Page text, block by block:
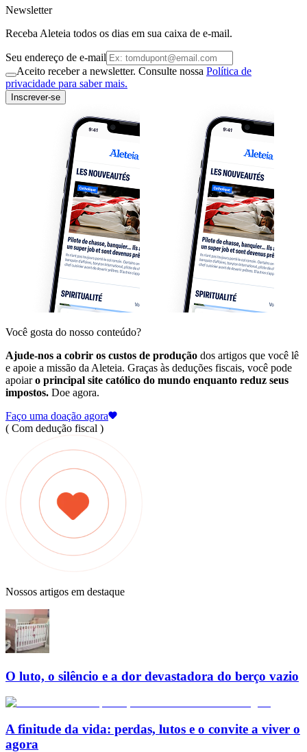
Newsletter
Receba Aleteia todos os dias em sua caixa de e-mail.
Seu endereço de e-mail
Aceito receber a newsletter. Consulte nossa Política de
privacidade para saber mais.
Inscrever-se
Você gosta do nosso conteúdo?
Ajude-nos a cobrir os custos de produção dos artigos que você lê
e apoie a missão da Aleteia. Graças às deduções fiscais, você pode
apoiaro principal site católico do mundo enquanto reduz seus
impostos. Doe agora.
Faço uma doação agora
( Com dedução fiscal )
Nossos artigos em destaque
O luto, o silêncio e a dor devastadora do berço vazio
A finitude da vida: perdas, lutos e o convite a viver o
agora